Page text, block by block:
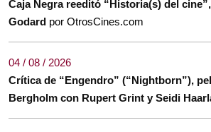
Caja Negra reeditó “Historia(s) del
Godard por OtrosCines.com
04 / 08 / 2026
Crítica de “Engendro” (“Nightborn”),
Bergholm con Rupert Grint y Seidi